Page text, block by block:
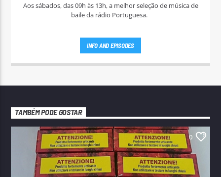
Aos sábados, das 09h às 13h, a melhor seleção de música de
INFO AND EPISODES
TAMBÉM PODE GOSTAR
0